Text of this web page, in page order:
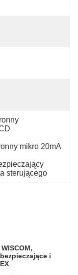
mikro 20mA
sterującego
i